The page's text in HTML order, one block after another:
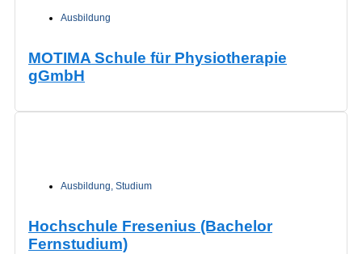
Ausbildung
MOTIMA Schule für Physiotherapie
gGmbH
Ausbildung, Studium
Hochschule Fresenius (Bachelor
Fernstudium)